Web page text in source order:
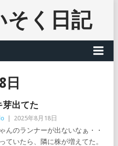
そく日記
日
芽出てた
2025年8月18日
んのランナーが出ないなぁ・・
ていたら、隣に株が増えてた。